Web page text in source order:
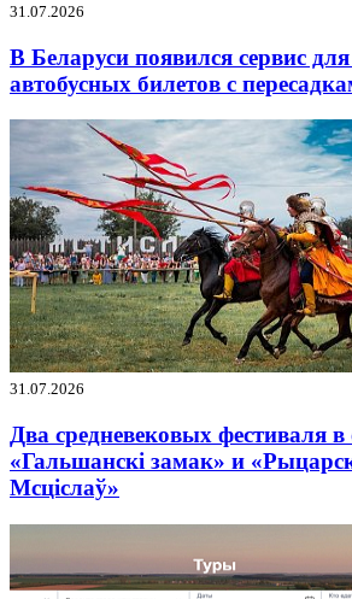
31.07.2026
В Беларуси появился сервис
автобусных билетов с
31.07.2026
Два средневековых фестиваля в
«Гальшанскі замак» и
Мсціслаў»